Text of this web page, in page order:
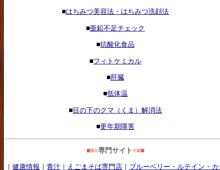
■はちみつ美容法・はちみつ洗顔法
■亜鉛不足チェック
■抗酸化食品
■フィトケミカル
■肝臓
■低体温
■目の下のクマ（くま）解消法
■更年期障害
■■■専門サイト ■■■
｜ 健康情報 ｜ 青汁 ｜ えごまそば専門店 ｜ ブルーベリー・ルテイン・カ